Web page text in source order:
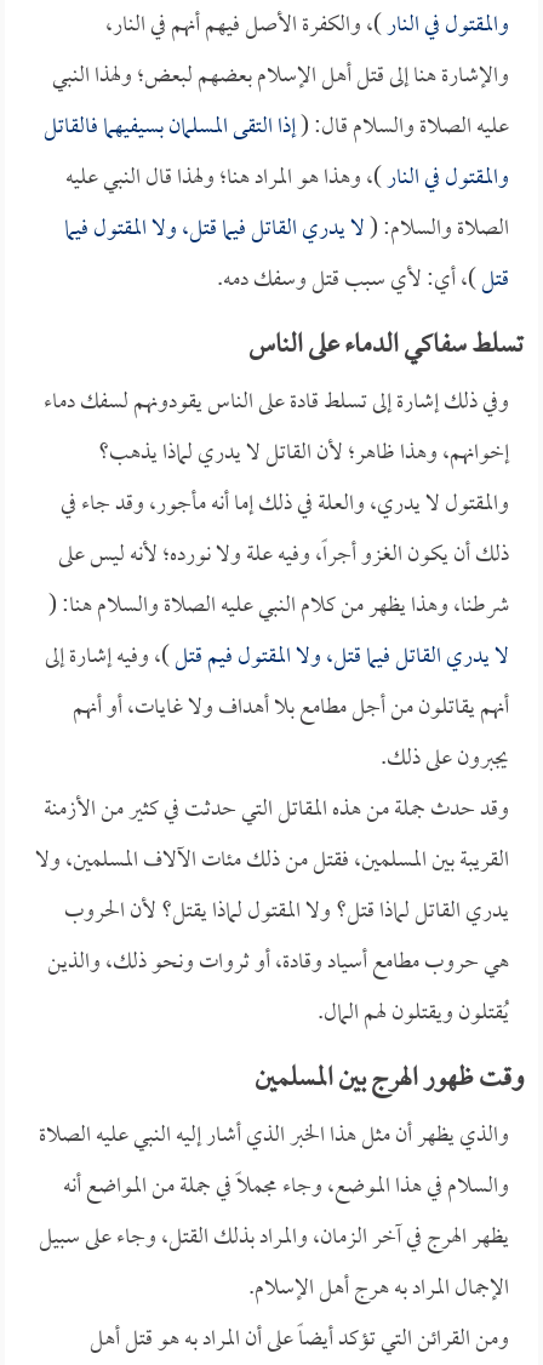
والمقتول في النار)، والكفرة الأصل فيهم أنهم في النار،
والإشارة هنا إلى قتل أهل الإسلام بعضهم لبعض؛ ولهذا النبي
عليه الصلاة والسلام قال: (إذا التقى المسلمان بسيفيهما فالقاتل
والمقتول في النار)، وهذا هو المراد هنا؛ ولهذا قال النبي عليه
الصلاة والسلام: (لا يدري القاتل فيما قتل، ولا المقتول فيما
قتل)، أي: لأي سبب قتل وسفك دمه.
تسلط سفاكي الدماء على الناس
وفي ذلك إشارة إلى تسلط قادة على الناس يقودونهم لسفك دماء
إخوانهم، وهذا ظاهر؛ لأن القاتل لا يدري لماذا يذهب؟
والمقتول لا يدري، والعلة في ذلك إما أنه مأجور، وقد جاء في
ذلك أن يكون الغزو أجراً، وفيه علة ولا نورده؛ لأنه ليس على
شرطنا، وهذا يظهر من كلام النبي عليه الصلاة والسلام هنا: (
لا يدري القاتل فيما قتل، ولا المقتول فيم قتل)، وفيه إشارة إلى
أنهم يقاتلون من أجل مطامع بلا أهداف ولا غايات، أو أنهم
يجبرون على ذلك.
وقد حدث جملة من هذه المقاتل التي حدثت في كثير من الأزمنة
القريبة بين المسلمين، فقتل من ذلك مئات الآلاف المسلمين، ولا
يدري القاتل لماذا قتل؟ ولا المقتول لماذا يقتل؟ لأن الحروب
هي حروب مطامع أسياد وقادة، أو ثروات ونحو ذلك، والذين
يُقتلون ويقتلون لهم المال.
وقت ظهور الهرج بين المسلمين
والذي يظهر أن مثل هذا الخبر الذي أشار إليه النبي عليه الصلاة
والسلام في هذا الموضع، وجاء مجملاً في جملة من المواضع أنه
يظهر الهرج في آخر الزمان، والمراد بذلك القتل، وجاء على سبيل
الإجمال المراد به هرج أهل الإسلام.
ومن القرائن التي تؤكد أيضاً على أن المراد به هو قتل أهل